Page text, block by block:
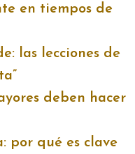
en tiempos de
las lecciones de
deben hacer
por qué es clave